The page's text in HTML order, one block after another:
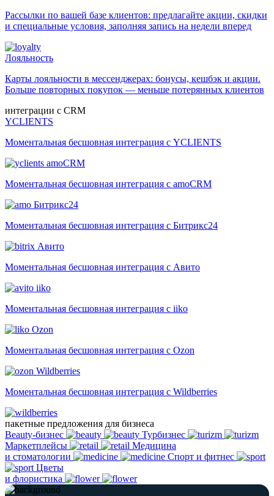
Рассылки по вашей базе клиентов: предлагайте акции, скидки
и специальные условия, заполняя запись на недели вперед
Лояльность
Карты лояльности в мессенджерах: бонусы, кешбэк и акции.
Больше повторных покупок — меньше потерянных клиентов
интеграции с CRM
YCLIENTS
Моментальная бесшовная интеграция с YCLIENTS
amoCRM
Моментальная бесшовная интеграция с amoCRM
Битрикс24
Моментальная бесшовная интеграция с Битрикс24
Авито
Моментальная бесшовная интеграция с Авито
iiko
Моментальная бесшовная интеграция с iiko
Ozon
Моментальная бесшовная интеграция с Ozon
Wildberries
Моментальная бесшовная интеграция с Wildberries
пакетные предложения для бизнеса
Beauty-бизнес
Турбизнес
Маркетплейсы
Медицина
и стоматологии
Спорт и фитнес
Цветы
и флористика